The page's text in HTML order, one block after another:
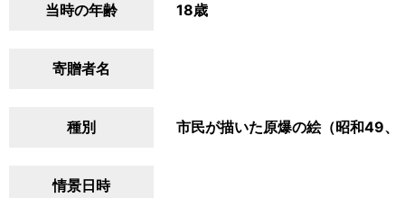
当時の年齢 18歳
寄贈者名
種別 市民が描いた原爆の絵（昭和49、
情景日時